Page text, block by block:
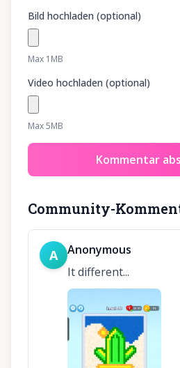
Bild hochladen (optional)
Max 1MB
Video hochladen (optional)
Max 5MB
Kommentar
Community-
A Anonymous
It different...